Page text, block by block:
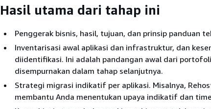
Hasil utama dari tahap ini
Penggerak bisnis, hasil, tujuan, dan prinsip panduan
Inventarisasi awal aplikasi dan infrastruktur, dan
diidentifikasi. Ini adalah pandangan awal dari
disempurnakan dalam tahap selanjutnya.
Strategi migrasi indikatif per aplikasi. Misalnya,
membantu Anda menentukan upaya indikatif dan